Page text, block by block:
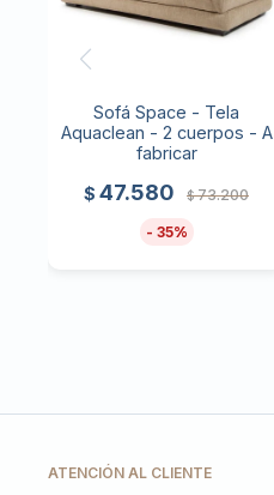
Sofá Space - Tela
Aquaclean - 2 cuerpos - A
fabricar
$ 47.580 $ 73.200
35
ATENCIÓN AL CLIENTE